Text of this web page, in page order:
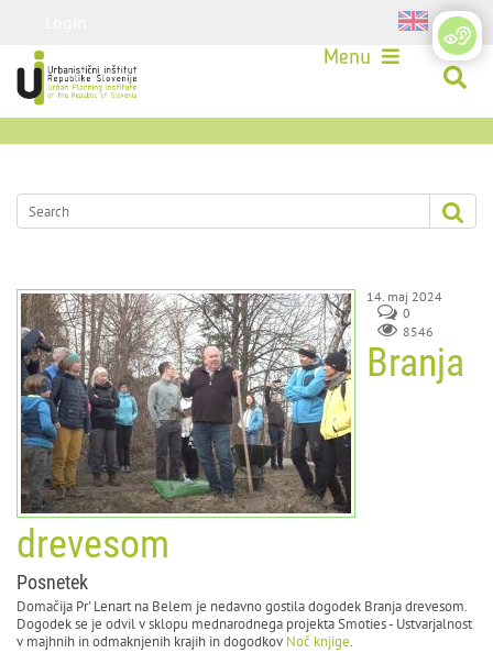
Menu
14. maj 2024
0
8546
Branja
drevesom
Posnetek
Domačija Pr' Lenart na Belem je nedavno gostila dogodek Branja drevesom.
Dogodek se je odvil v sklopu mednarodnega projekta Smoties - Ustvarjalnost
v majhnih in odmaknjenih krajih in dogodkov Noč knjige.